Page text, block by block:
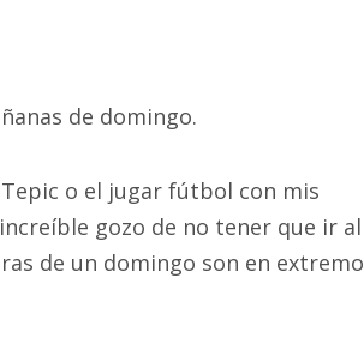
de domingo.
o el jugar fútbol con mis
gozo de no tener que ir al
de un domingo son en extremo